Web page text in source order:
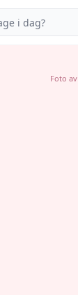
Foto av